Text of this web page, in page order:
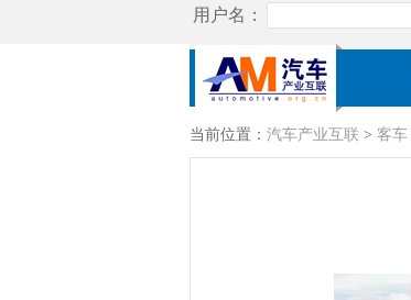
当前位置： 汽车产业互联 > 客车